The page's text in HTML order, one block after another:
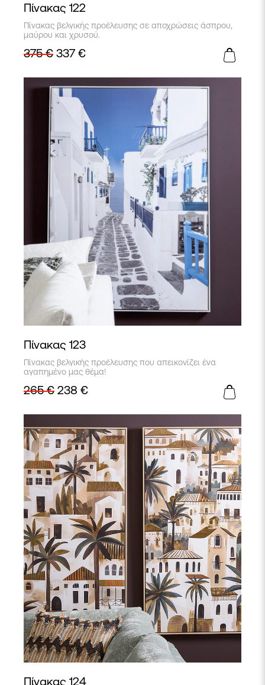
Πίνακας 122
Πίνακας βελγικής προέλευσης σε αποχρώσεις άσπρου,
μαύρου και χρυσού.
375€ 337 €
Πίνακας 123
Πίνακας βελγικής προέλευσης που απεικονίζει ένα
αγαπημένο μας θέμα!
265€ 238 €
Πίνακας 124